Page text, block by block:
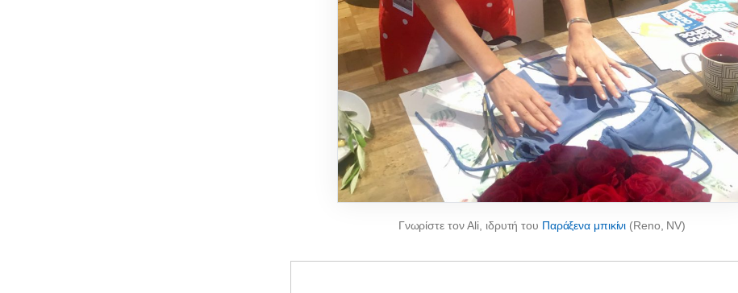
Γνωρίστε τον Ali, ιδρυτή του Παράξενα μπικίνι (Reno, NV)